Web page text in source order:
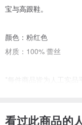
宝与高跟鞋。
颜色：粉红色
材质：100% 蕾丝
*每件商品皆为人工实
看过此商品的